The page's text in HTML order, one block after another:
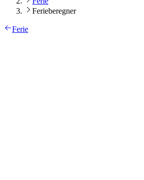
Ferieberegner
Ferie